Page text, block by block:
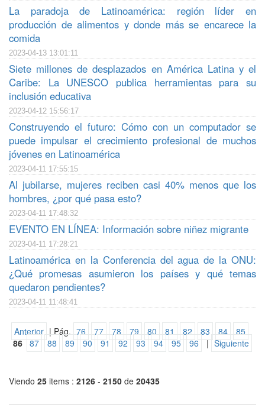
La paradoja de Latinoamérica: región líder en
producción de alimentos y donde más se encarece la
comida
2023-04-13 13:01:11
Siete millones de desplazados en América Latina y el
Caribe: La UNESCO publica herramientas para su
inclusión educativa
2023-04-12 15:56:17
Construyendo el futuro: Cómo con un computador se
puede impulsar el crecimiento profesional de muchos
jóvenes en Latinoamérica
2023-04-11 17:55:15
Al jubilarse, mujeres reciben casi 40% menos que los
hombres, ¿por qué pasa esto?
2023-04-11 17:48:32
EVENTO EN LÍNEA: Información sobre niñez migrante
2023-04-11 17:28:21
Latinoamérica en la Conferencia del agua de la ONU:
¿Qué promesas asumieron los países y qué temas
quedaron pendientes?
2023-04-11 11:48:41
Anterior | Pág. 76 77 78 79 80 81 82 83 84
85
86 87 88 89 90 91 92 93 94 95 96 | Siguiente
Viendo 25 items : 2126 - 2150 de 20435